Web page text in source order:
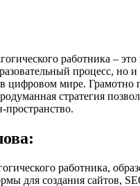
работника – это
процесс, но
цифровом мире. Грамотно
стратегия
пространство.
работника,
для создания сайтов,